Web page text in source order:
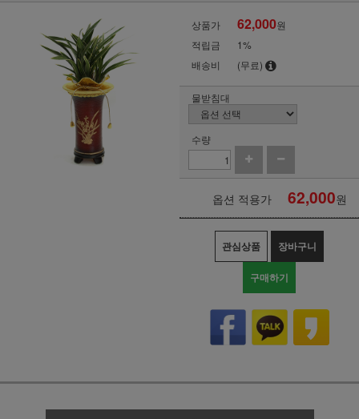
상품가 62,000원
적립금
1%
배송비
(무료)
물받침대
수량
옵션 적용가 62,000원
관심상품 장바구니
구매하기